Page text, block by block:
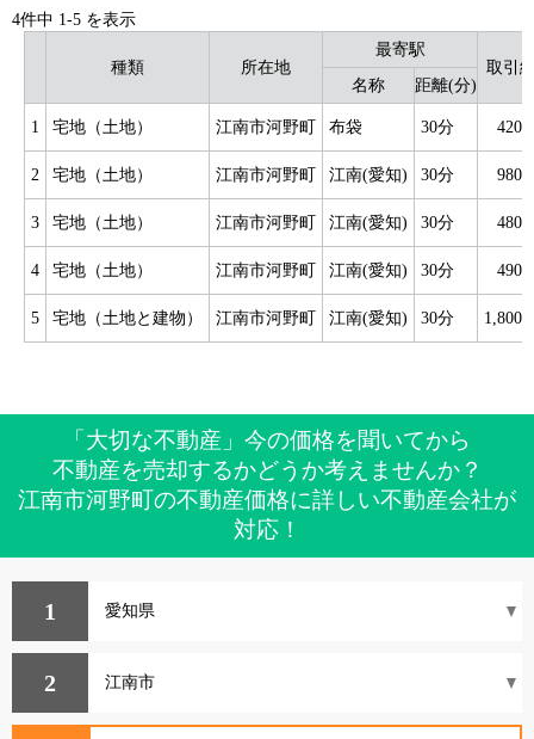
4件中 1-5 を表示
種類 所在地
最寄駅
取引
名称
距離(分)
1 宅地（土地） 江南市河野町 布袋 30分 420
2 宅地（土地） 江南市河野町 江南(愛知) 30分 980
3 宅地（土地） 江南市河野町 江南(愛知) 30分 480
4 宅地（土地） 江南市河野町 江南(愛知) 30分 490
5 宅地（土地と建物） 江南市河野町 江南(愛知) 30分 1,800
「大切な不動産」今の価格を聞いてから
不動産を売却するかどうか考えませんか？
江南市河野町の不動産価格に詳しい不動産会社が
対応！
1
2